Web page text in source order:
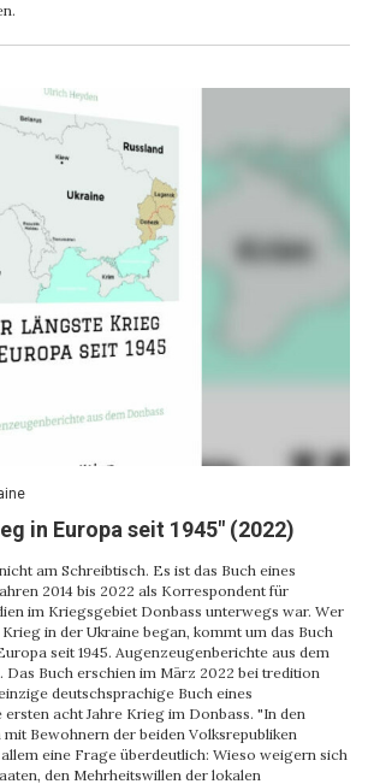
in Europa seit 1945" (2022)
am Schreibtisch. Es ist das Buch eines
2014 bis 2022 als Korrespondent für
im Kriegsgebiet Donbass unterwegs war. Wer
in der Ukraine began, kommt um das Buch
seit 1945. Augenzeugenberichte aus dem
Das Buch erschien im März 2022 bei tredition
deutschsprachige Buch eines
acht Jahre Krieg im Donbass. "In den
mit Bewohnern der beiden Volksrepubliken
eine Frage überdeutlich: Wieso weigern sich
den Mehrheitswillen der lokalen